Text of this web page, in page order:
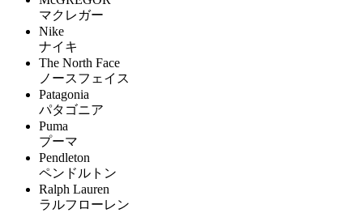
マクレガー
Nike
ナイキ
The North Face
ノースフェイス
Patagonia
パタゴニア
Puma
プーマ
Pendleton
ペンドルトン
Ralph Lauren
ラルフローレン